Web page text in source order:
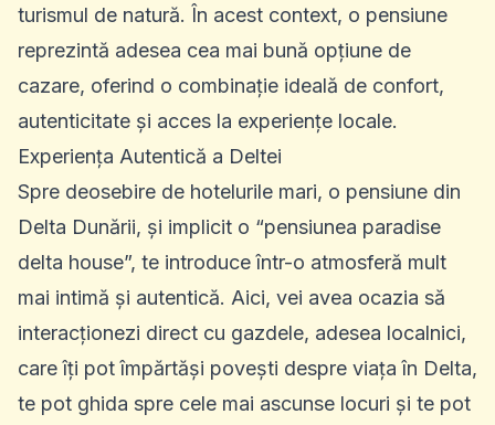
turismul de natură. În acest context, o pensiune
reprezintă adesea cea mai bună opțiune de
cazare, oferind o combinație ideală de confort,
autenticitate și acces la experiențe locale.
Experiența Autentică a Deltei
Spre deosebire de hotelurile mari, o pensiune din
Delta Dunării, și implicit o “pensiunea paradise
delta house”, te introduce într-o atmosferă mult
mai intimă și autentică. Aici, vei avea ocazia să
interacționezi direct cu gazdele, adesea localnici,
care îți pot împărtăși povești despre viața în Delta,
te pot ghida spre cele mai ascunse locuri și te pot